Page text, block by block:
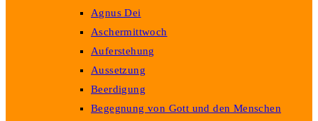
Agnus Dei
Aschermittwoch
Auferstehung
Aussetzung
Beerdigung
Begegnung von Gott und den Menschen